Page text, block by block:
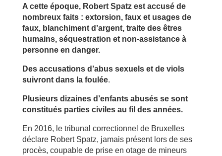
A cette époque, Robert Spatz est accusé de
nombreux faits : extorsion, faux et usages de
faux, blanchiment d’argent, traite des êtres
humains, séquestration et non-assistance à
personne en danger.
Des accusations d’abus sexuels et de viols
suivront dans la foulée.
Plusieurs dizaines d’enfants abusés se sont
constitués parties civiles au fil des années.
En 2016, le tribunal correctionnel de Bruxelles
déclare Robert Spatz, jamais présent lors de ses
procès, coupable de prise en otage de mineurs